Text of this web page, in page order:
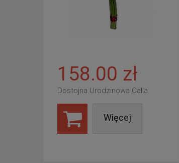
158.00 zł
Dostojna Urodzinowa Calla
Więcej